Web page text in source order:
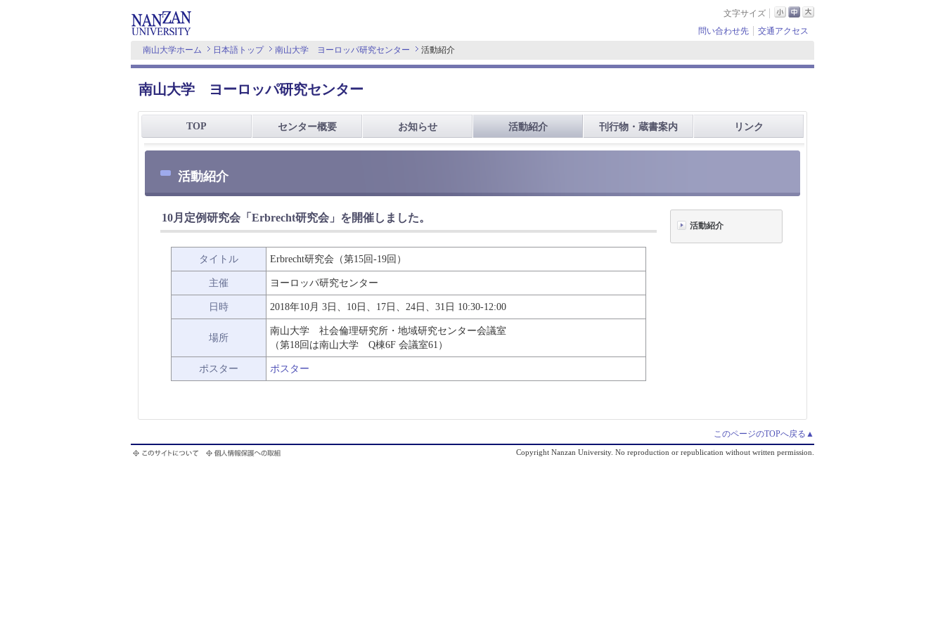
文字サイズ
問い合わせ先
交通アクセス
南山大学ホーム
日本語トップ 南山大学 ヨーロッパ研究センター 活動紹介
南山大学 ヨーロッパ研究センター
TOP センター概要 お知らせ 活動紹介 刊行物・蔵書案内 リンク
活動紹介
10月定例研究会「Erbrecht研究会」を開催しました。
タイトル Erbrecht研究会（第15回-19回）
主催 ヨーロッパ研究センター
日時 2018年10月 3日、10日、17日、24日、31日 10:30-12:00
場所
南山大学 社会倫理研究所・地域研究センター会議室
（第18回は南山大学 Q棟6F 会議室61）
ポスター ポスター
活動紹介
このページのTOPへ戻る▲
Copyright Nanzan University. No reproduction or republication without written permission.